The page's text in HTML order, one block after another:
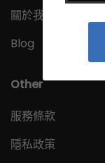
關於我們
Blog
Other
服務條款
隱私政策